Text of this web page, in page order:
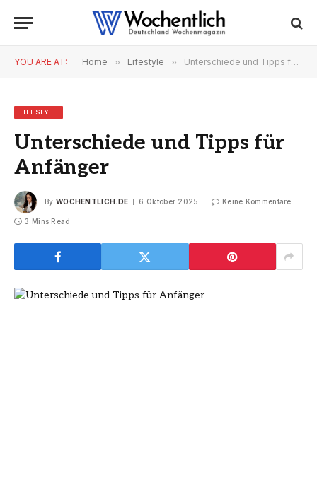
YOU ARE AT: Home » Lifestyle » Unterschiede und Tipps für Anfänger
LIFESTYLE
Unterschiede und Tipps für
Anfänger
By WOCHENTLICH.DE 6 Oktober 2025 Keine Kommentare
3 Mins Read